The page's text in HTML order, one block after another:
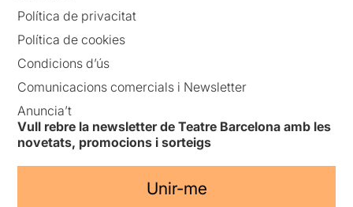
Política de privacitat
Política de cookies
Condicions d’ús
Comunicacions comercials i Newsletter
Anuncia’t
Vull rebre la newsletter de Teatre Barcelona amb les
novetats, promocions i sorteigs
Unir-me